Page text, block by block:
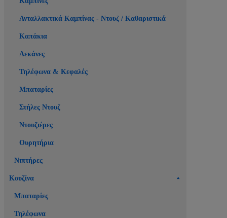
Ανταλλακτικά Καμπίνας - Ντουζ / Καθαριστικά
Καπάκια
Λεκάνες
Τηλέφωνα & Κεφαλές
Μπαταρίες
Στήλες Ντουζ
Ντουζιέρες
Ουρητήρια
Νιπτήρες
Κουζίνα
Μπαταρίες
Τηλέφωνα